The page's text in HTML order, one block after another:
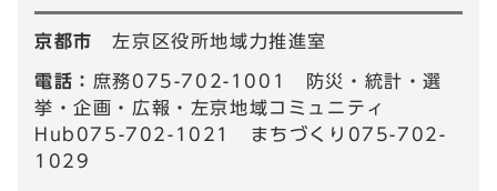
京都市左京区役所地域力推進室
電話： 庶務075-702-1001 防災・統計・選
挙・企画・広報・左京地域コミュニティ
Hub075-702-1021 まちづくり075-702-
1029